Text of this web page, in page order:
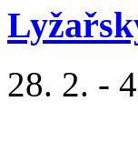
28. 2. -